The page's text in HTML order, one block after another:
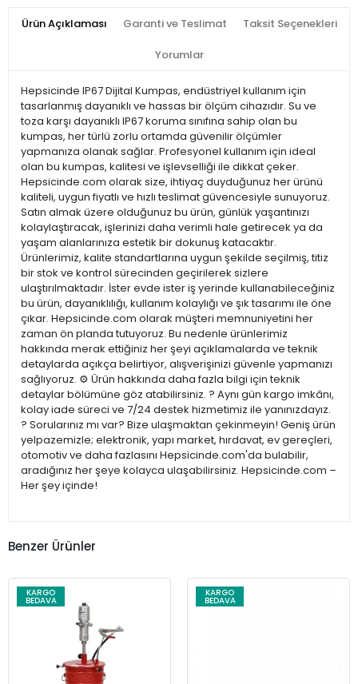
Ürün Açıklaması Garanti ve Teslimat Taksit Seçenekleri
Yorumlar
Hepsicinde IP67 Dijital Kumpas, endüstriyel kullanım için
tasarlanmış dayanıklı ve hassas bir ölçüm cihazıdır. Su ve
toza karşı dayanıklı IP67 koruma sınıfına sahip olan bu
kumpas, her türlü zorlu ortamda güvenilir ölçümler
yapmanıza olanak sağlar. Profesyonel kullanım için ideal
olan bu kumpas, kalitesi ve işlevselliği ile dikkat çeker.
Hepsicinde.com olarak size, ihtiyaç duyduğunuz her ürünü
kaliteli, uygun fiyatlı ve hızlı teslimat güvencesiyle sunuyoruz.
Satın almak üzere olduğunuz bu ürün, günlük yaşantınızı
kolaylaştıracak, işlerinizi daha verimli hale getirecek ya da
yaşam alanlarınıza estetik bir dokunuş katacaktır.
Ürünlerimiz, kalite standartlarına uygun şekilde seçilmiş, titiz
bir stok ve kontrol sürecinden geçirilerek sizlere
ulaştırılmaktadır. İster evde ister iş yerinde kullanabileceğiniz
bu ürün, dayanıklılığı, kullanım kolaylığı ve şık tasarımı ile öne
çıkar. Hepsicinde.com olarak müşteri memnuniyetini her
zaman ön planda tutuyoruz. Bu nedenle ürünlerimiz
hakkında merak ettiğiniz her şeyi açıklamalarda ve teknik
detaylarda açıkça belirtiyor, alışverişinizi güvenle yapmanızı
sağlıyoruz. ⚙️ Ürün hakkında daha fazla bilgi için teknik
detaylar bölümüne göz atabilirsiniz. ? Aynı gün kargo imkânı,
kolay iade süreci ve 7/24 destek hizmetimiz ile yanınızdayız.
? Sorularınız mı var? Bize ulaşmaktan çekinmeyin! Geniş ürün
yelpazemizle; elektronik, yapı market, hırdavat, ev gereçleri,
otomotiv ve daha fazlasını Hepsicinde.com'da bulabilir,
aradığınız her şeye kolayca ulaşabilirsiniz. Hepsicinde.com –
Her şey içinde!
Benzer Ürünler
KARGO
BEDAVA
KARGO
BEDAVA